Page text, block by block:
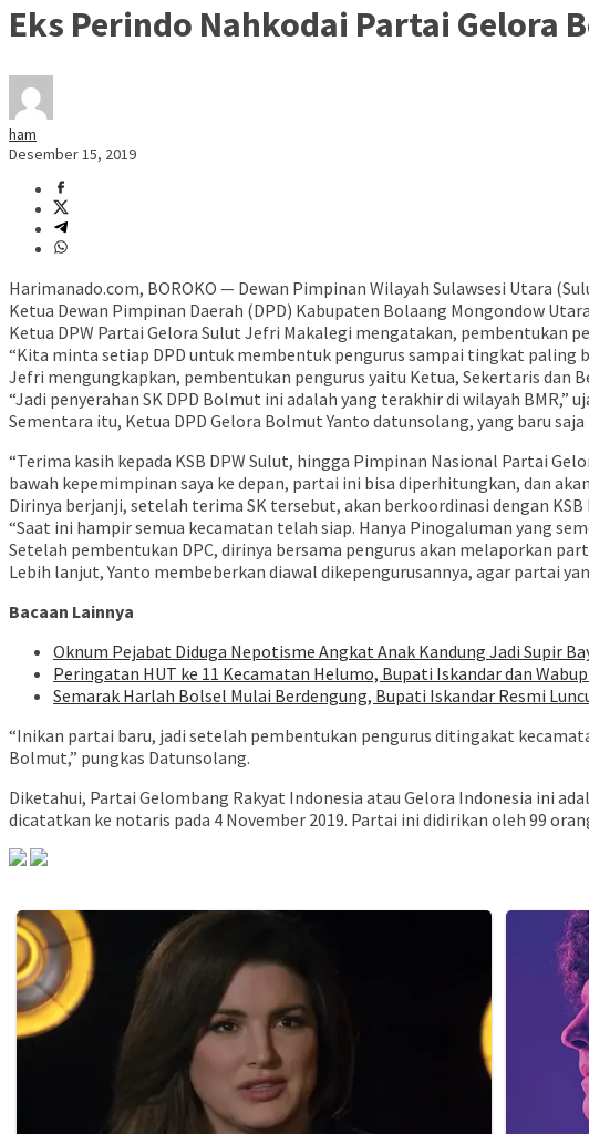
Eks Perindo Nahkodai Partai Gelora
ham
Desember 15, 2019
Harimanado.com, BOROKO — Dewan Pimpinan Wilayah Sulawsesi Utara
Ketua Dewan Pimpinan Daerah (DPD) Kabupaten Bolaang Mongondow
Ketua DPW Partai Gelora Sulut Jefri Makalegi mengatakan,
“Kita minta setiap DPD untuk membentuk pengurus sampai tingkat paling
Jefri mengungkapkan, pembentukan pengurus yaitu Ketua, Sekertaris dan
“Jadi penyerahan SK DPD Bolmut ini adalah yang terakhir di wilayah BMR,”
Sementara itu, Ketua DPD Gelora Bolmut Yanto datunsolang, yang baru
“Terima kasih kepada KSB DPW Sulut, hingga Pimpinan Nasional Partai
bawah kepemimpinan saya ke depan, partai ini bisa diperhitungkan, dan
Dirinya berjanji, setelah terima SK tersebut, akan berkoordinasi dengan
“Saat ini hampir semua kecamatan telah siap. Hanya Pinogaluman yang
Setelah pembentukan DPC, dirinya bersama pengurus akan melaporkan
Lebih lanjut, Yanto membeberkan diawal dikepengurusannya, agar partai
Bacaan Lainnya
Oknum Pejabat Diduga Nepotisme Angkat Anak Kandung Jadi Supir
Peringatan HUT ke 11 Kecamatan Helumo, Bupati Iskandar dan
Semarak Harlah Bolsel Mulai Berdengung, Bupati Iskandar Resmi
“Inikan partai baru, jadi setelah pembentukan pengurus ditingakat
Bolmut,” pungkas Datunsolang.
Diketahui, Partai Gelombang Rakyat Indonesia atau Gelora Indonesia ini
dicatatkan ke notaris pada 4 November 2019. Partai ini didirikan oleh 99